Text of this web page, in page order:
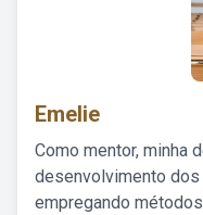
Emelie
Como mentor, minha
desenvolvimento dos
empregando